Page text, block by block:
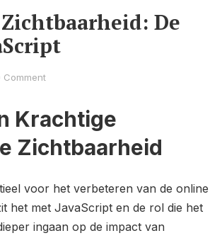
De
Comment
Krachtige
Zichtbaarheid
voor het verbeteren van de online
het met JavaScript en de rol die het
ingaan op de impact van